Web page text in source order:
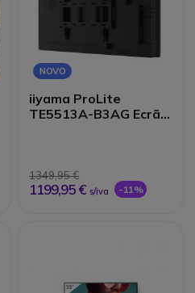
NOVO
iiyama ProLite
TE5513A-B3AG Ecrã
1349,95 €
1199,95 € s/iva -11%